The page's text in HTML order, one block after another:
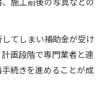
施工前後の写真などの
てしまい補助金が受け
画段階で専門業者と連
続きを進めることが成